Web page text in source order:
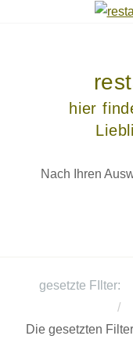
hier
Nach Ihren
gesetzte FIlter:
Die gesetzten